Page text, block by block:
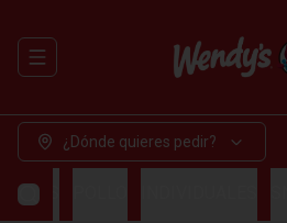
Abrir menu de navegación
¿Dónde quieres pedir?